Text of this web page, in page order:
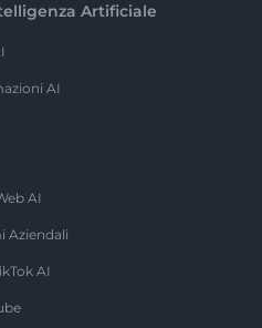
Artificiale
AI
AI
Aziendali
AI